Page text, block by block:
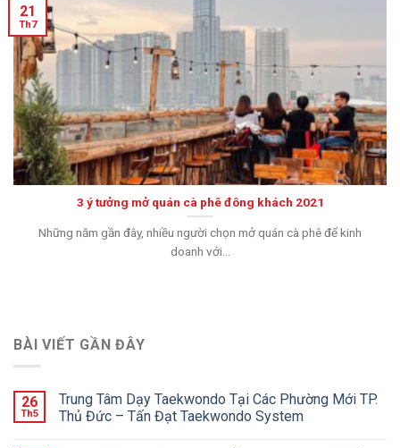
3 ý tưởng mở quán cà phê đông khách 2021
Những năm gần đây, nhiều người chọn mở quán cà phê để kinh
doanh với...
21
Th7
BÀI VIẾT GẦN ĐÂY
26
Th5
Trung Tâm Dạy Taekwondo Tại Các Phường Mới TP.
Thủ Đức – Tấn Đạt Taekwondo System